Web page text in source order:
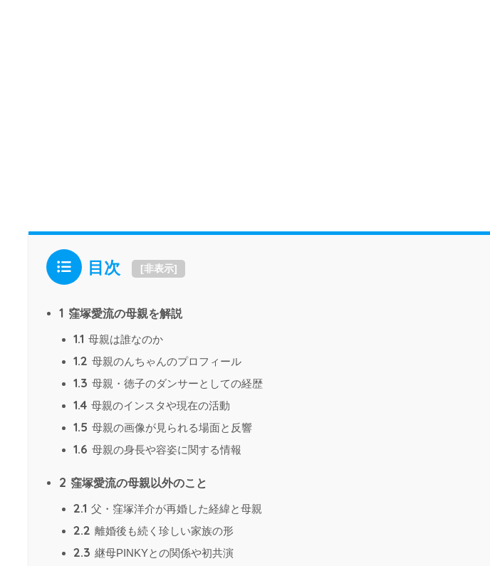
目次 [非表示]
1 窪塚愛流の母親を解説
1.1 母親は誰なのか
1.2 母親のんちゃんのプロフィール
1.3 母親・徳子のダンサーとしての経歴
1.4 母親のインスタや現在の活動
1.5 母親の画像が見られる場面と反響
1.6 母親の身長や容姿に関する情報
2 窪塚愛流の母親以外のこと
2.1 父・窪塚洋介が再婚した経緯と母親
2.2 離婚後も続く珍しい家族の形
2.3 継母PINKYとの関係や初共演